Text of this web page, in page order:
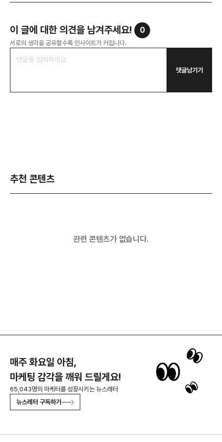
이 글에 대한 의견을 남겨주세요! 0
서로의 생각을 공유할수록 인사이트가 커집니다.
댓글남기기
추천 콘텐츠
관련 콘텐츠가 없습니다.
매주 화요일 아침,
마케팅 감각을 깨워 드릴게요!
65,043명의 마케터를 성장시키는 뉴스레터
뉴스레터 구독하기